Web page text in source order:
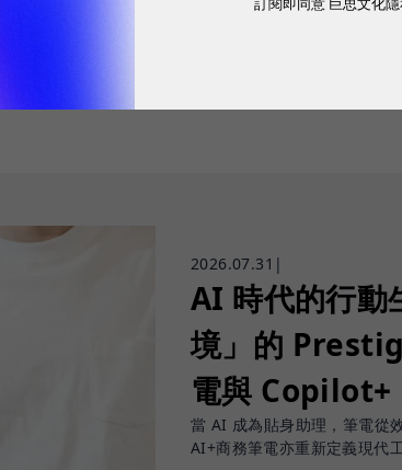
2026.07.31 |
AI 時代的行動
境」的
電與 Copilot+
當 AI 成為貼身助理，筆電從
AI+商務筆電亦重新定義現代工